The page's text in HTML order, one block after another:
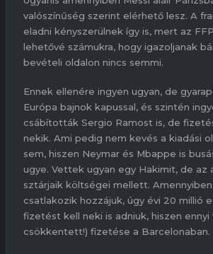
valószínűség szerint elérhető lesz. A
eladni kényszerülnek így is, mert az
lehetővé számukra, hogy igazoljanak
bevételi oldalon nincs semmi.
Ennek ellenére ingyen ugyan, de
Európa bajnok kapussal, és szintén
csábították Sergio Ramost is, de
nekik. Ami pedig nem kevés a kiadási
sem, hiszen Neymar és Mbappe is
ugye. Vettek ugyan egy Hakimit, de az
sztárjaik költségei mellett. Amennyiben
csatlakozik hozzájuk, úgy évi 20 millió
fizetést kell neki is adniuk, hiszen ennyi
csökkentett!) fizetése a Barcelonaban.